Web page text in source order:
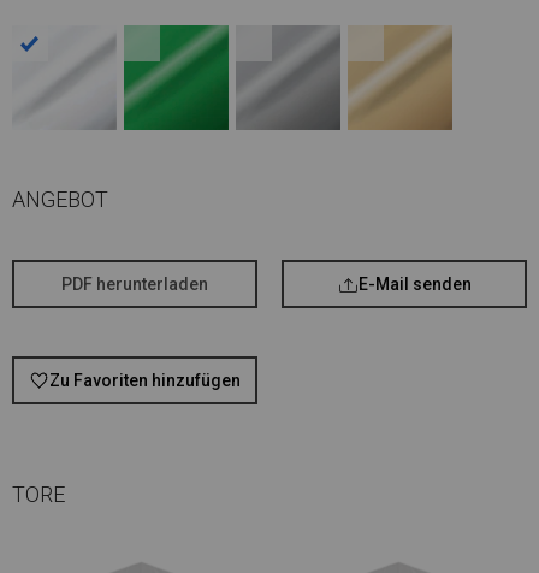
ANGEBOT
PDF herunterladen E-Mail senden
Zu Favoriten hinzufügen
TORE